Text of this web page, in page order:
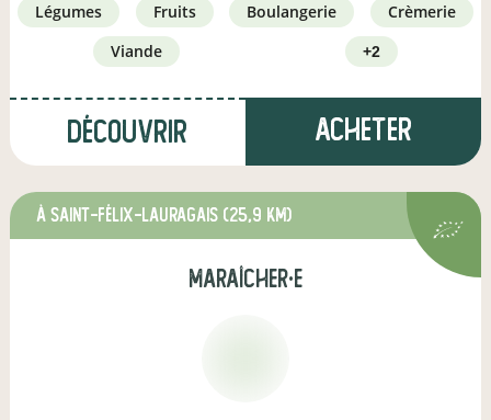
légumes fruits boulangerie
crèmerie
viande
+2
Découvrir Acheter
à Saint-Félix-Lauragais (25,9 km)
maraîcher·e